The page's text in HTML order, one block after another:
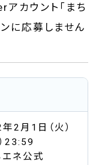
カウント「まち
に応募しません
2月1日（火）
23:59
ネ公式